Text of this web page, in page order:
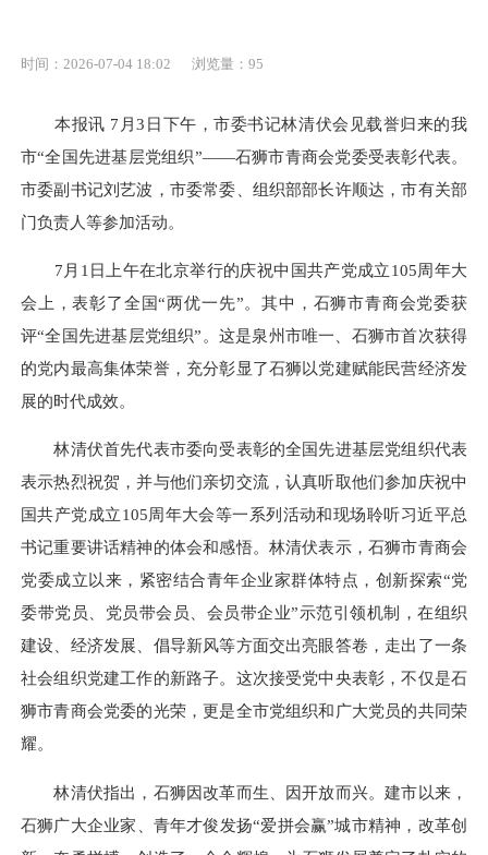
时间：2026-07-04 18:02 浏览量： 95
本报讯 7月3日下午，市委书记林清伏会见载誉归来的我
市“全国先进基层党组织”——石狮市青商会党委受表彰代表。
市委副书记刘艺波，市委常委、组织部部长许顺达，市有关部
门负责人等参加活动。
7月1日上午在北京举行的庆祝中国共产党成立105周年大
会上，表彰了全国“两优一先”。其中，石狮市青商会党委获
评“全国先进基层党组织”。这是泉州市唯一、石狮市首次获得
的党内最高集体荣誉，充分彰显了石狮以党建赋能民营经济发
展的时代成效。
林清伏首先代表市委向受表彰的全国先进基层党组织代表
表示热烈祝贺，并与他们亲切交流，认真听取他们参加庆祝中
国共产党成立105周年大会等一系列活动和现场聆听习近平总
书记重要讲话精神的体会和感悟。林清伏表示，石狮市青商会
党委成立以来，紧密结合青年企业家群体特点，创新探索“党
委带党员、党员带会员、会员带企业”示范引领机制，在组织
建设、经济发展、倡导新风等方面交出亮眼答卷，走出了一条
社会组织党建工作的新路子。这次接受党中央表彰，不仅是石
狮市青商会党委的光荣，更是全市党组织和广大党员的共同荣
耀。
林清伏指出，石狮因改革而生、因开放而兴。建市以来，
石狮广大企业家、青年才俊发扬“爱拼会赢”城市精神，改革创